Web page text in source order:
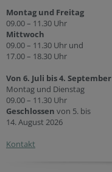
Montag und Freitag
09.00 – 11.30 Uhr
Mittwoch
09.00 – 11.30 Uhr und
17.00 – 18.30 Uhr
Von 6. Juli bis 4. September
Montag und Dienstag
09.00 – 11.30 Uhr
Geschlossen von 5. bis
14. August 2026
Kontakt